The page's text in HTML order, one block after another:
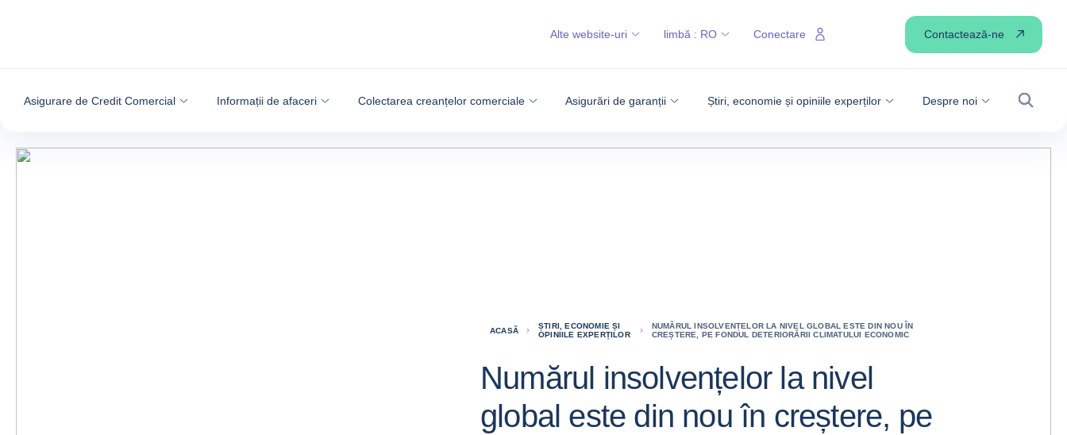
Asigurare de Credit Comercial Informații de afaceri Colectarea creanțelor comerciale Asigurări de garanții Știri, economie și opiniile experților Despre noi
Căutare
Alte website-uri limbă : RO Conectare Contactează-ne
ACASĂ
ȘTIRI, ECONOMIE ȘI
OPINIILE EXPERȚILOR
NUMĂRUL INSOLVENȚELOR LA NIVEL GLOBAL ESTE DIN NOU ÎN
CREȘTERE, PE FONDUL DETERIORĂRII CLIMATULUI ECONOMIC
Numărul insolvențelor la nivel
global este din nou în creștere, pe